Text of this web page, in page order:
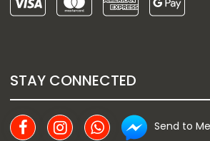
STAY CONNECTED
Send to